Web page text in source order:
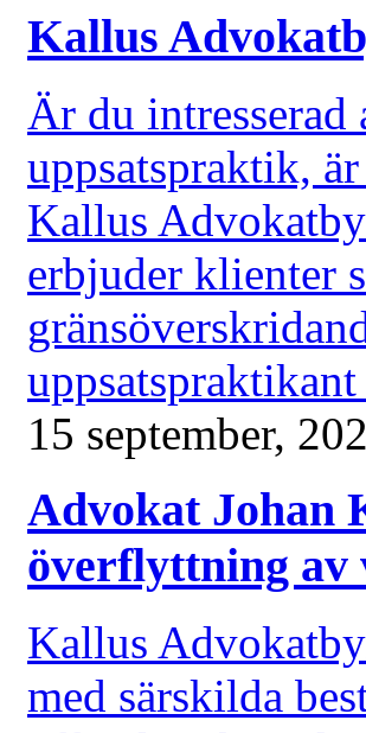
Kallus
Är du
uppsatspraktik,
Kallus
erbjuder klienter
15 september,
Advokat Johan
överflyttning av
Kallus
med särskilda